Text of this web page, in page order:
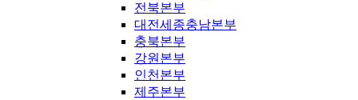
전북본부
대전세종충남본부
충북본부
강원본부
인천본부
제주본부